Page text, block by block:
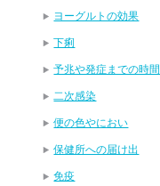
ヨーグルトの効果
下痢
予兆や発症までの時間
二次感染
便の色やにおい
保健所への届け出
免疫